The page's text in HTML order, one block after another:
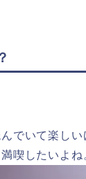
でいて楽しい
喫したいよね